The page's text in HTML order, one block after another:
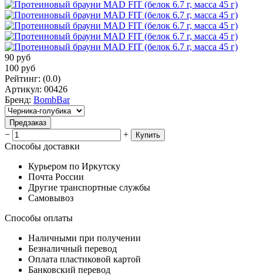
90 руб
100 руб
Рейтинг: (0.0)
Артикул: 00426
Бренд: BombBar
Предзаказ
− + Купить
Способы доставки
Курьером по Иркутску
Почта России
Другие транспортные службы
Самовывоз
Способы оплаты
Наличными при получении
Безналичный перевод
Оплата пластиковой картой
Банковский перевод